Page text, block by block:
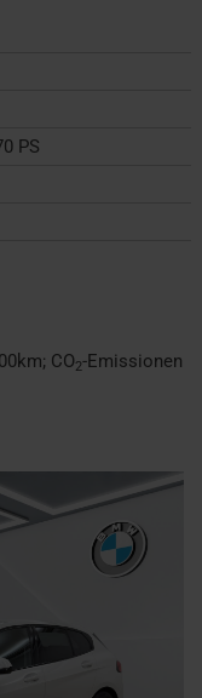
PS
; CO2-Emissionen